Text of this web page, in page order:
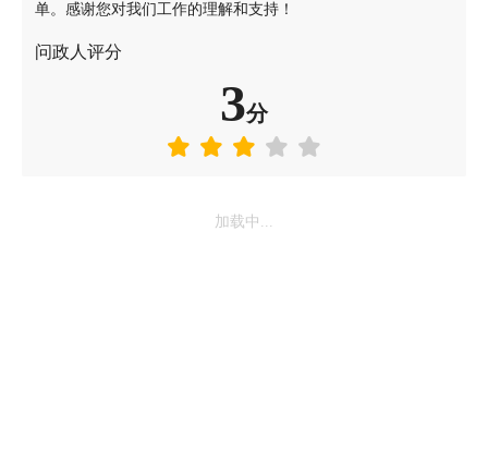
单。感谢您对我们工作的理解和支持！
问政人评分
3分
加载中...